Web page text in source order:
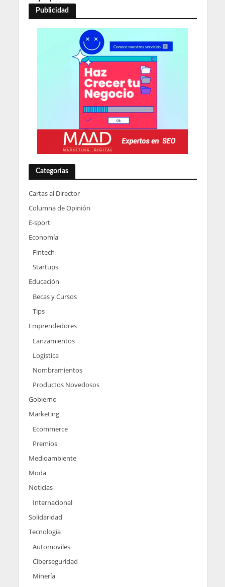
Publicidad
Categorías
Cartas al Director
Columna de Opinión
E-sport
Economía
Fintech
Startups
Educación
Becas y Cursos
Tips
Emprendedores
Lanzamientos
Logistica
Nombramientos
Productos Novedosos
Gobierno
Marketing
Ecommerce
Premios
Medioambiente
Moda
Noticias
Internacional
Solidaridad
Tecnología
Automoviles
Ciberseguridad
Minería